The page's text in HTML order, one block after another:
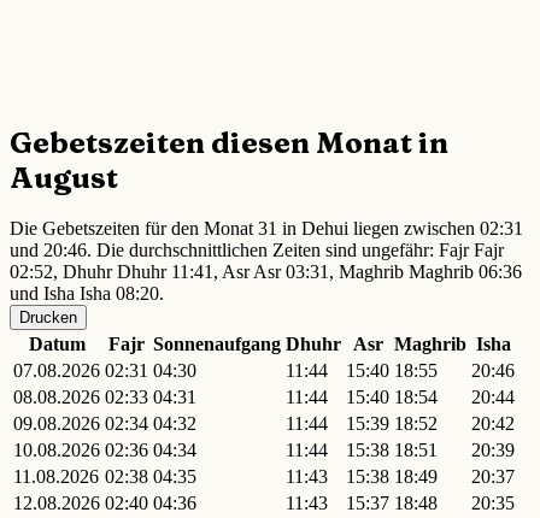
Gebetszeiten diesen Monat in
August
Die Gebetszeiten für den Monat 31 in Dehui liegen zwischen 02:31
und 20:46. Die durchschnittlichen Zeiten sind ungefähr: Fajr Fajr
02:52, Dhuhr Dhuhr 11:41, Asr Asr 03:31, Maghrib Maghrib 06:36
und Isha Isha 08:20.
Drucken
Datum Fajr Sonnenaufgang Dhuhr Asr Maghrib Isha
07.08.2026 02:31 04:30 11:44 15:40 18:55
20:46
08.08.2026 02:33 04:31 11:44 15:40 18:54
20:44
09.08.2026 02:34 04:32 11:44 15:39 18:52
20:42
10.08.2026 02:36 04:34 11:44 15:38 18:51
20:39
11.08.2026 02:38 04:35 11:43 15:38 18:49
20:37
12.08.2026 02:40 04:36 11:43 15:37 18:48
20:35